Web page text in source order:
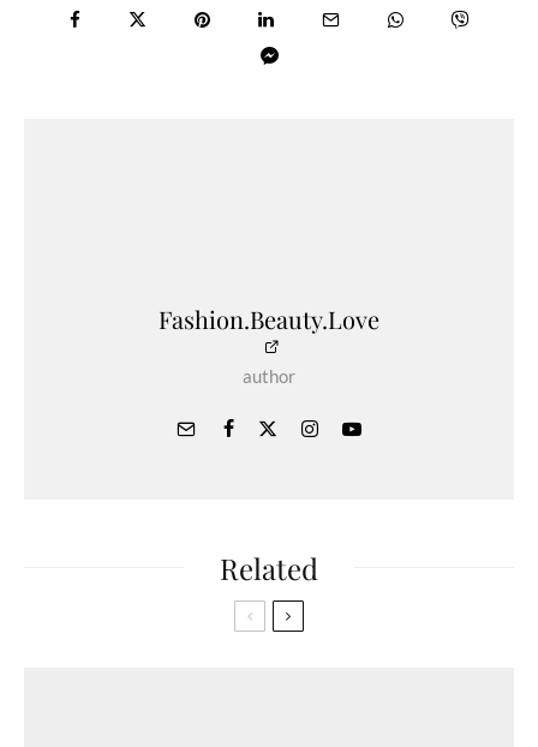
Fashion.Beauty.Love
author
Related